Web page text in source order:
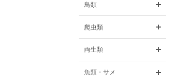
鳥類
爬虫類
両生類
魚類・サメ